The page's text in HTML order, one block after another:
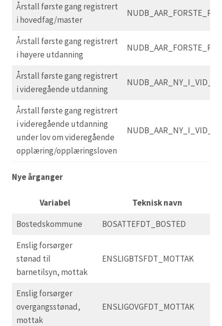
Årstall første gang registrert
i hovedfag/master
Årstall første gang registrert
i høyere utdanning
Årstall første gang registrert
i videregående utdanning
Årstall første gang registrert
i videregående utdanning
under lov om videregående
opplæring/opplæringsloven
Nye årganger
Variabel
Teknisk navn
Bostedskommune
BOSATTEFDT_BOSTED
Enslig forsørger
stønad til
barnetilsyn, mottak
ENSLIGBTSFDT_MOTTAK
Enslig forsørger
overgangsstønad,
mottak
ENSLIGOVGFDT_MOTTAK